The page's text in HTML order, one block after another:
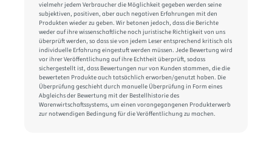
vielmehr jedem Verbraucher die Möglichkeit gegeben werden seine
subjektiven, positiven, aber auch negativen Erfahrungen mit den
Produkten wieder zu geben. Wir betonen jedoch, dass die Berichte
weder auf ihre wissenschaftliche noch juristische Richtigkeit von uns
überprüft werden, so dass sie von jedem Leser entsprechend kritisch als
individuelle Erfahrung eingestuft werden müssen. Jede Bewertung wird
vor ihrer Veröffentlichung auf ihre Echtheit überprüft, sodass
sichergestellt ist, dass Bewertungen nur von Kunden stammen, die die
bewerteten Produkte auch tatsächlich erworben/genutzt haben. Die
Überprüfung geschieht durch manuelle Überprüfung in Form eines
Abgleichs der Bewertung mit der Bestellhistorie des
Warenwirtschaftssystems, um einen vorangegangenen Produkterwerb
zur notwendigen Bedingung für die Veröffentlichung zu machen.